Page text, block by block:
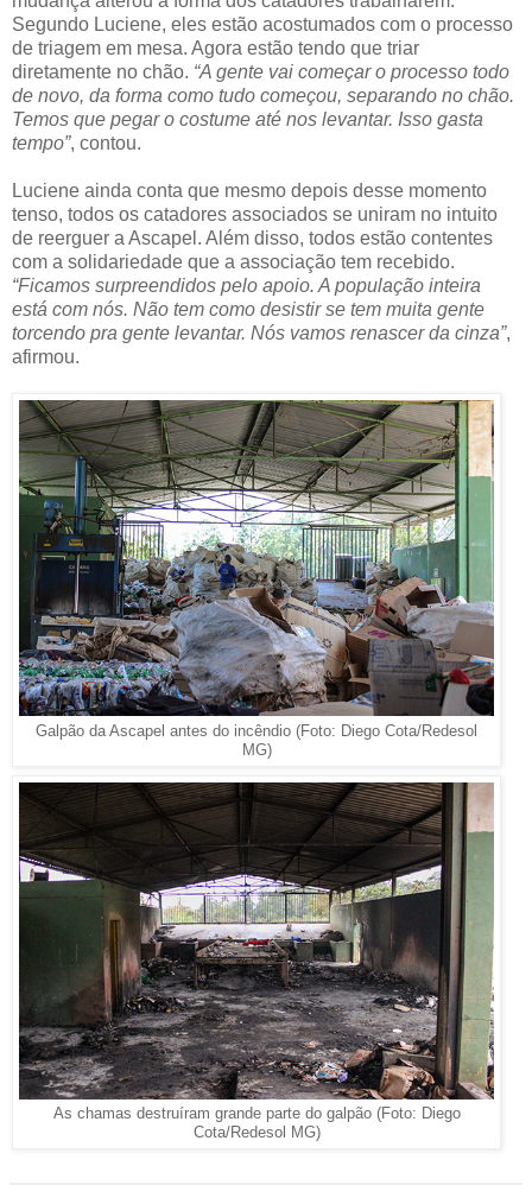
Segundo Luciene, eles estão acostumados com o processo
de triagem em mesa. Agora estão tendo que triar
diretamente no chão. “A gente vai começar o processo todo
de novo, da forma como tudo começou, separando no chão.
Temos que pegar o costume até nos levantar. Isso gasta
tempo”, contou.
Luciene ainda conta que mesmo depois desse momento
tenso, todos os catadores associados se uniram no intuito
de reerguer a Ascapel. Além disso, todos estão contentes
com a solidariedade que a associação tem recebido.
“Ficamos surpreendidos pelo apoio. A população inteira
está com nós. Não tem como desistir se tem muita gente
torcendo pra gente levantar. Nós vamos renascer da cinza”,
afirmou.
Galpão da Ascapel antes do incêndio (Foto: Diego Cota/Redesol
MG)
As chamas destruíram grande parte do galpão (Foto: Diego
Cota/Redesol MG)